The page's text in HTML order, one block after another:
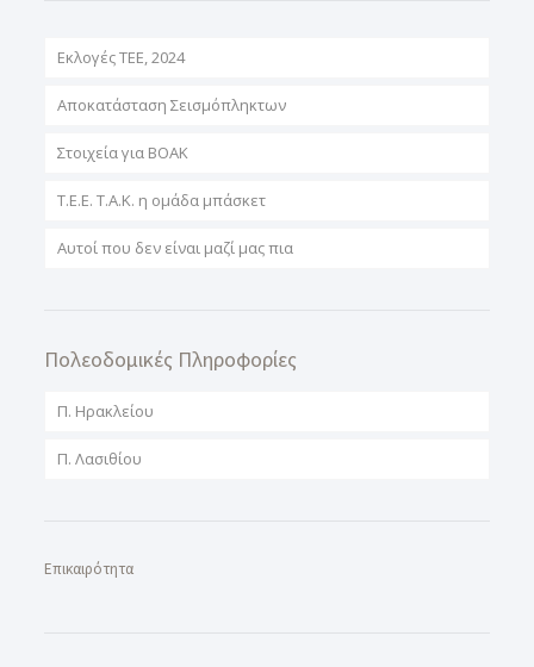
Εκλογές ΤΕΕ, 2024
Αποκατάσταση Σεισμόπληκτων
Στοιχεία για ΒΟΑΚ
T.E.E. T.A.K. η ομάδα μπάσκετ
Αυτοί που δεν είναι μαζί μας πια
Πολεοδομικές Πληροφορίες
Π. Ηρακλείου
Π. Λασιθίου
Επικαιρότητα